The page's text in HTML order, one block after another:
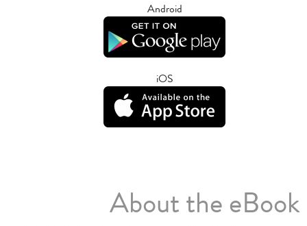
Android
iOS
About the eBook